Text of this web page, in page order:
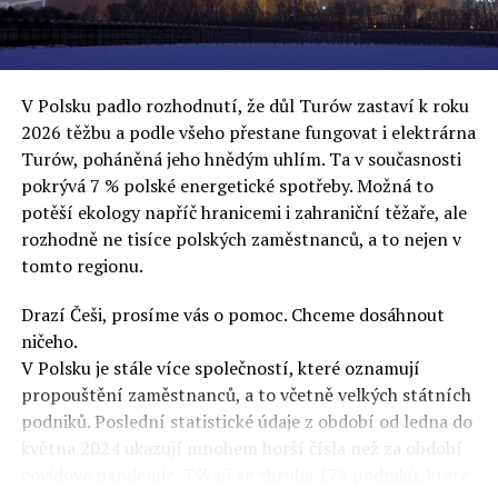
uvěří a nebudou se ptát na podrobnosti,“ řekl Rafał
Ziemkiewicz, redaktor týdeníku Do Rzeczy a ironicky
dodal: „Když se nynějšímu vedení státního hřebčince
podařilo prodat na aukci 10 plemenných koní za 600
000 euro, bylo to provládními médii oslavované jako
velký úspěch. Za vlády PiS se 14 koní prodalo za 2,5
milionu euro, což bylo stejnou mediální partou
komentováno jako konec polského chovu koní. Ve vidění
kontrolorů činnosti PiS ale určitě šlo při prodeji koní o
praní peněz či jinou nelegální činnost.“
Tuskova čísla jsou ale ujetá i jinde, pokračoval
Ziemkiewicz. „Ve vládní aféře PiS kolem vydávání víz
Tusk tvrdil, že za vlády dnešní opozice se nelegálně
prodalo 600 000 víz do Polska. Byla na to dokonce
vytvořena parlamentní vyšetřovací komise, která přišla
ale pouze na to, že 220 víz do Polska bylo
prostřednictvím úplatků uspíšeno, tedy že víza byla
V Polsku padlo rozhodnutí, že důl Turów zastaví k roku
2026 těžbu a podle všeho přestane fungovat i elektrárna
Turów, poháněná jeho hnědým uhlím. Ta v současnosti
pokrývá 7 % polské energetické spotřeby. Možná to
potěší ekology napříč hranicemi i zahraniční těžaře, ale
rozhodně ne tisíce polských zaměstnanců, a to nejen v
tomto regionu.
Drazí Češi, prosíme vás o pomoc. Chceme dosáhnout
ničeho.
V Polsku je stále více společností, které oznamují
propouštění zaměstnanců, a to včetně velkých státních
podniků. Poslední statistické údaje z období od ledna do
května 2024 ukazují mnohem horší čísla než za období